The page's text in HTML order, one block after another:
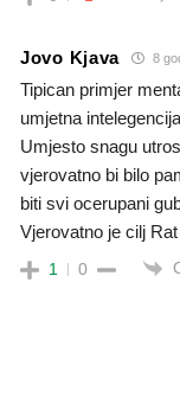
Jovo Kjava 8
Tipican primjer
umjetna
Umjesto snagu
vjerovatno bi bilo
biti svi ocerupani
Vjerovatno je cilj
1 0